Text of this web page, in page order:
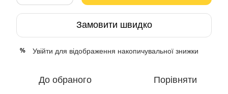
Замовити швидко
% Увійти для відображення накопичувальної знижки
До обраного Порівняти